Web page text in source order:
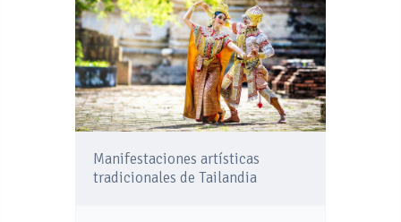
Manifestaciones artísticas
tradicionales de Tailandia